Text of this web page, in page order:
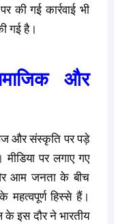
की गई कार्रवाई भी
गई है।
और
और संस्कृति पर पड़े
मीडिया पर लगाए गए
आम जनता के बीच
महत्वपूर्ण हिस्से हैं।
इस दौर ने भारतीय